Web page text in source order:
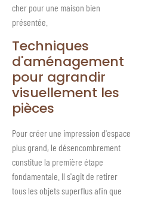
cher pour une maison bien
présentée.
Techniques
d'aménagement
pour agrandir
visuellement les
pièces
Pour créer une impression d'espace
plus grand, le désencombrement
constitue la première étape
fondamentale. Il s'agit de retirer
tous les objets superflus afin que